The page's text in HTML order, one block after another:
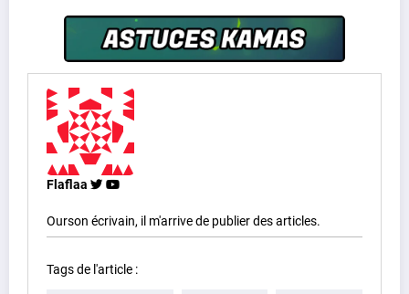
Flaflaa
Ourson écrivain, il m'arrive de publier des articles.
Tags de l'article :